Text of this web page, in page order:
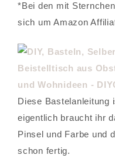
*Bei den mit
sich um Amazon
Diese Bastelanleitung
eigentlich braucht ihr
Pinsel und Farbe und
schon fertig.